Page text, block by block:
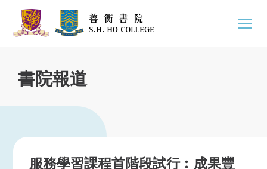
書院報道
服務學習課程首階段試行︰成果豐